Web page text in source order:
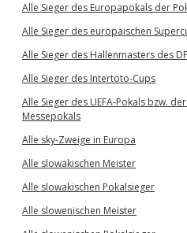
Alle Sieger des Europapokals der
Alle Sieger des europäischen
Alle Sieger des Hallenmasters des
Alle Sieger des Intertoto-Cups
Alle Sieger des UEFA-Pokals bzw.
Messepokals
Alle sky-Zweige in Europa
Alle slowakischen Meister
Alle slowakischen Pokalsieger
Alle slowenischen Meister